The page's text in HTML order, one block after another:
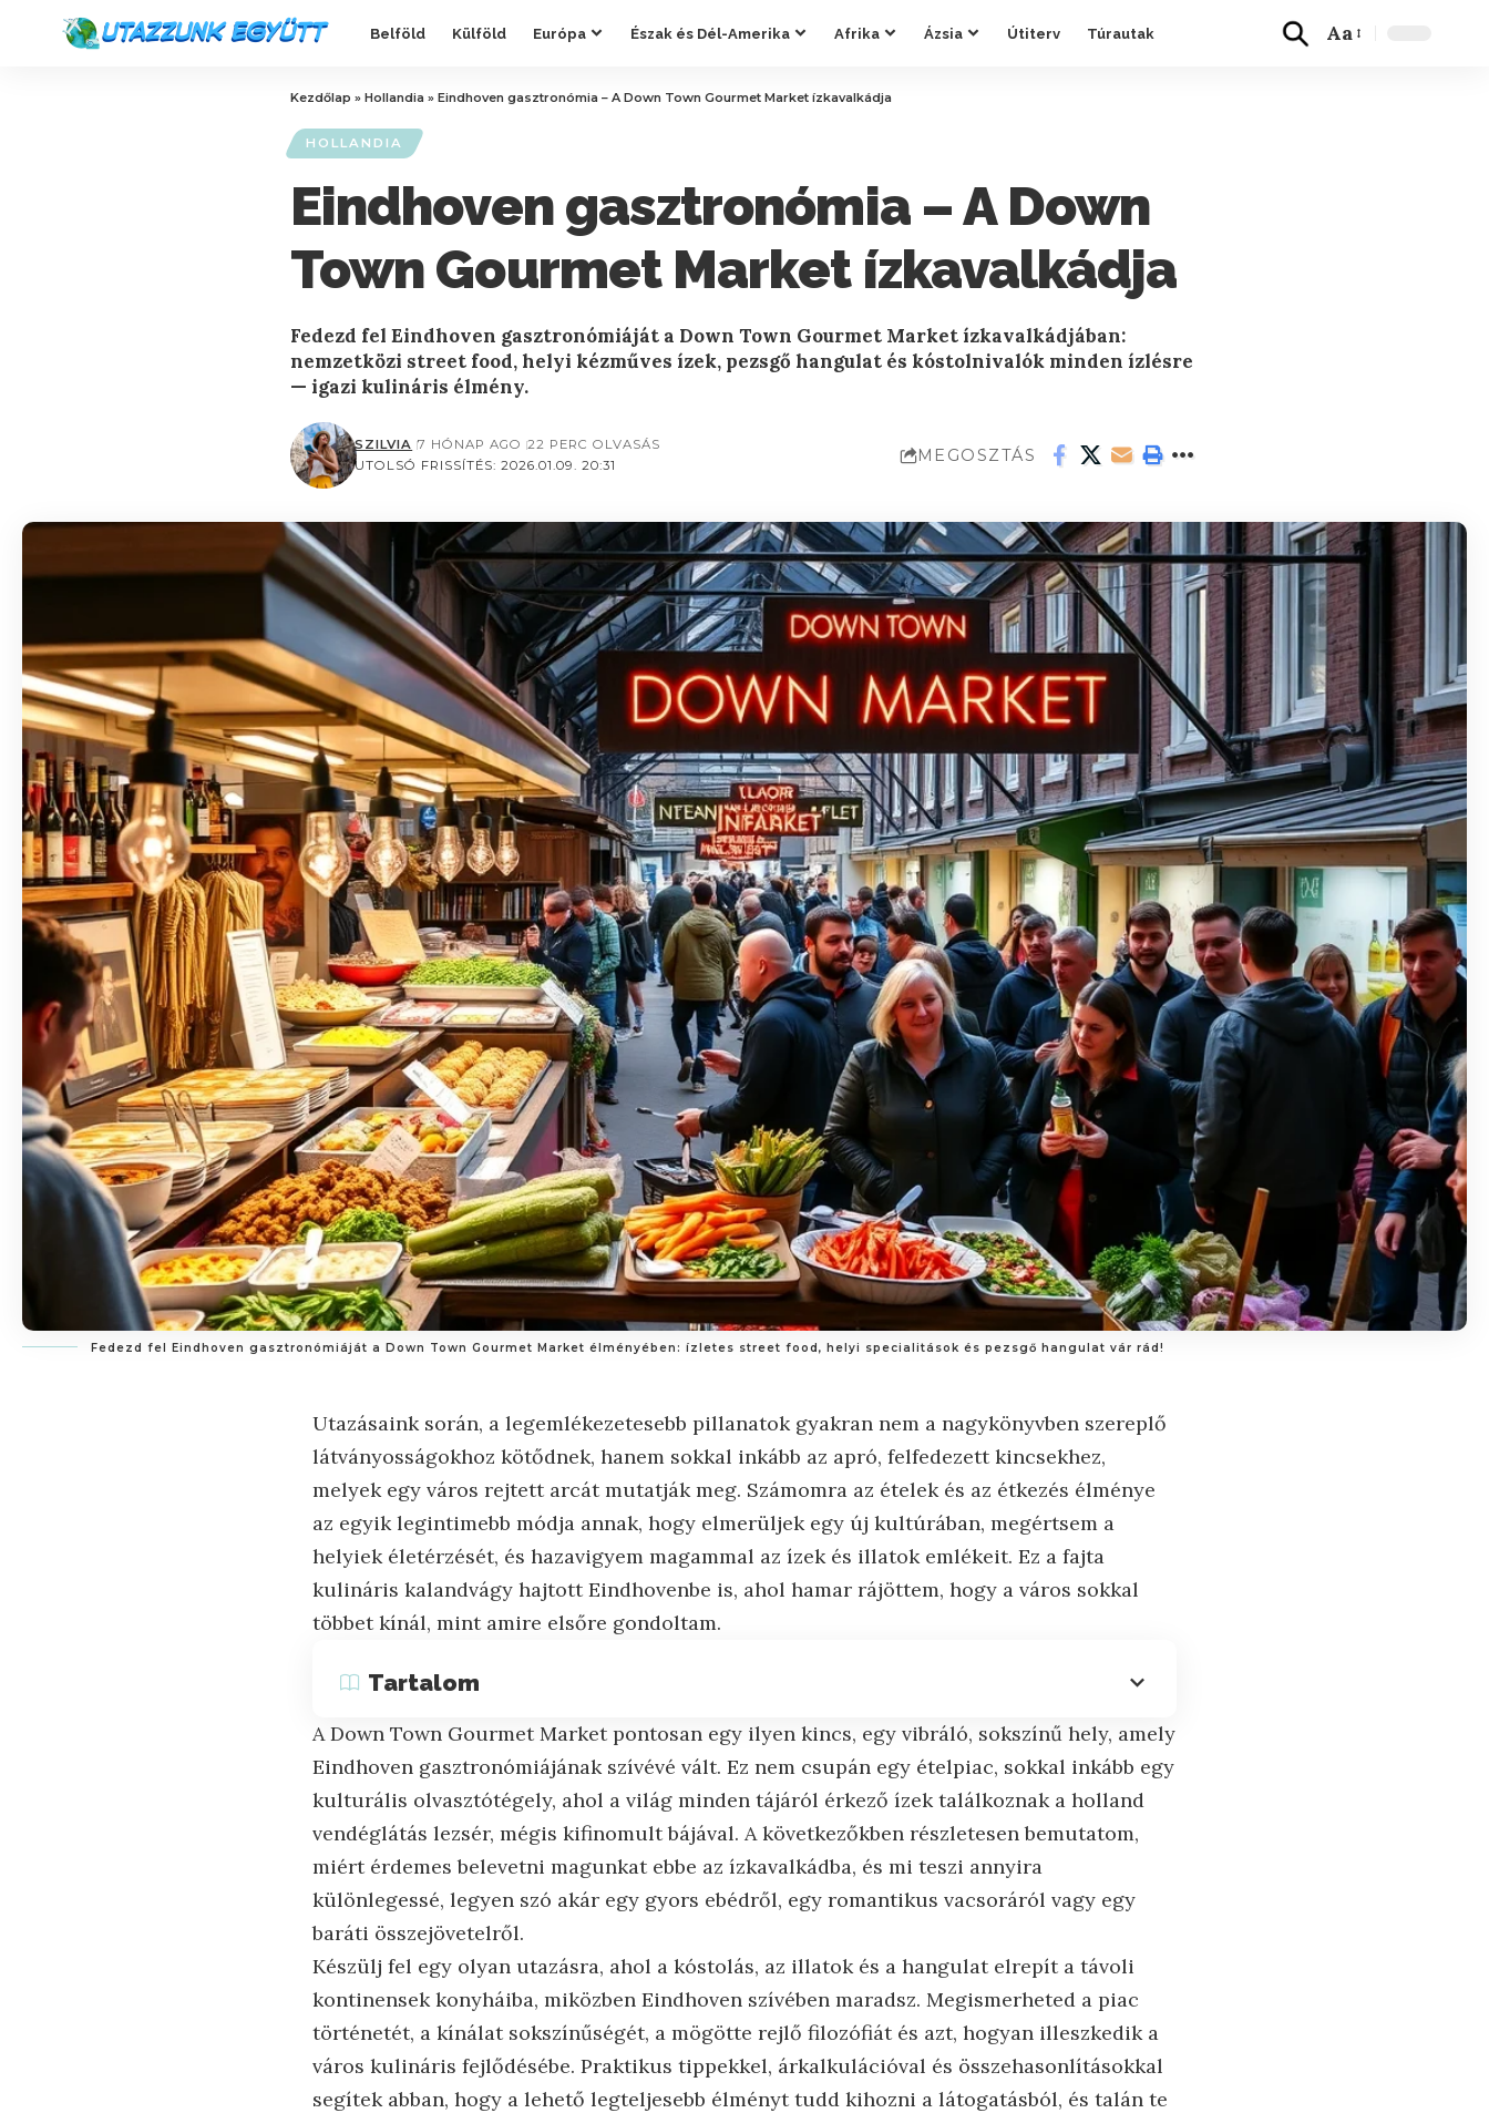
Belföld Külföld Európa Észak és Dél-Amerika Afrika Ázsia Útiterv Túrautak Aa
Kezdőlap » Hollandia » Eindhoven gasztronómia – A Down Town Gourmet Market ízkavalkádja
HOLLANDIA
Eindhoven gasztronómia – A Down
Town Gourmet Market ízkavalkádja
Fedezd fel Eindhoven gasztronómiáját a Down Town Gourmet Market ízkavalkádjában:
nemzetközi street food, helyi kézműves ízek, pezsgő hangulat és kóstolnivalók minden ízlésre
— igazi kulináris élmény.
UTOLSÓ FRISSÍTÉS: 2026.01.09. 20:31
SZILVIA 7 HÓNAP AGO 22 PERC OLVASÁS
MEGOSZTÁS
Fedezd fel Eindhoven gasztronómiáját a Down Town Gourmet Market élményében: ízletes street food, helyi specialitások és pezsgő hangulat vár rád!
Utazásaink során, a legemlékezetesebb pillanatok gyakran nem a nagykönyvben szereplő
látványosságokhoz kötődnek, hanem sokkal inkább az apró, felfedezett kincsekhez,
melyek egy város rejtett arcát mutatják meg. Számomra az ételek és az étkezés élménye
az egyik legintimebb módja annak, hogy elmerüljek egy új kultúrában, megértsem a
helyiek életérzését, és hazavigyem magammal az ízek és illatok emlékeit. Ez a fajta
kulináris kalandvágy hajtott Eindhovenbe is, ahol hamar rájöttem, hogy a város sokkal
többet kínál, mint amire elsőre gondoltam.
Tartalom
A Down Town Gourmet Market pontosan egy ilyen kincs, egy vibráló, sokszínű hely, amely
Eindhoven gasztronómiájának szívévé vált. Ez nem csupán egy ételpiac, sokkal inkább egy
kulturális olvasztótégely, ahol a világ minden tájáról érkező ízek találkoznak a holland
vendéglátás lezsér, mégis kifinomult bájával. A következőkben részletesen bemutatom,
miért érdemes belevetni magunkat ebbe az ízkavalkádba, és mi teszi annyira
különlegessé, legyen szó akár egy gyors ebédről, egy romantikus vacsoráról vagy egy
baráti összejövetelről.
Készülj fel egy olyan utazásra, ahol a kóstolás, az illatok és a hangulat elrepít a távoli
kontinensek konyháiba, miközben Eindhoven szívében maradsz. Megismerheted a piac
történetét, a kínálat sokszínűségét, a mögötte rejlő filozófiát és azt, hogyan illeszkedik a
város kulináris fejlődésébe. Praktikus tippekkel, árkalkulációval és összehasonlításokkal
segítek abban, hogy a lehető legteljesebb élményt tudd kihozni a látogatásból, és talán te